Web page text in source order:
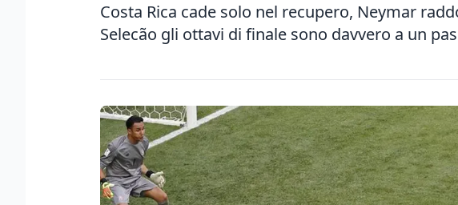
Costa Rica cade solo nel recupero, Neymar
Selecão gli ottavi di finale sono davvero a un